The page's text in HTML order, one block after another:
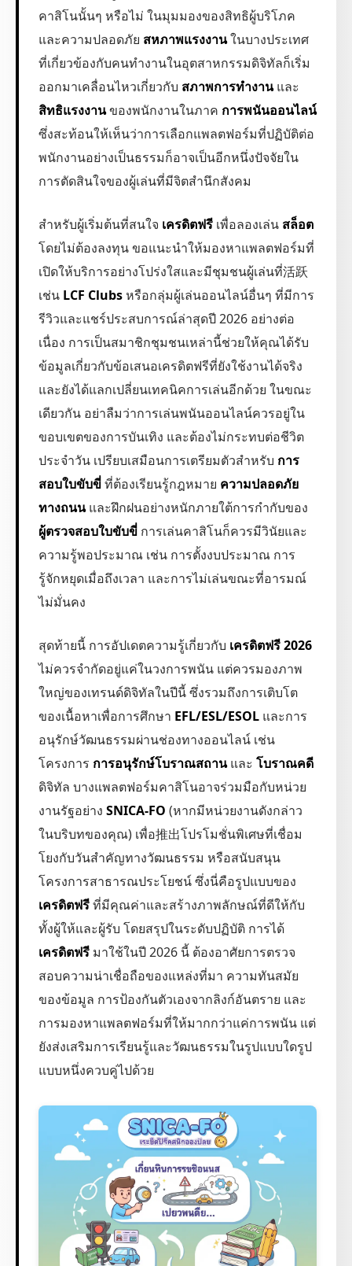
คาสิโนนั้นๆ หรือไม่ ในมุมมองของสิทธิผู้บริโภค
และความปลอดภัย สหภาพแรงงานในบางประเทศ
ที่เกี่ยวข้องกับคนทำงานในอุตสาหกรรมดิจิทัลก็เริ่ม
ออกมาเคลื่อนไหวเกี่ยวกับ สภาพการทำงานและ
สิทธิแรงงานของพนักงานในภาค การพนันออนไลน์
ซึ่งสะท้อนให้เห็นว่าการเลือกแพลตฟอร์มที่ปฏิบัติต่อ
พนักงานอย่างเป็นธรรมก็อาจเป็นอีกหนึ่งปัจจัยใน
การตัดสินใจของผู้เล่นที่มีจิตสำนึกสังคม
สำหรับผู้เริ่มต้นที่สนใจ เครดิตฟรี เพื่อลองเล่น สล็อต
โดยไม่ต้องลงทุน ขอแนะนำให้มองหาแพลตฟอร์มที่
เปิดให้บริการอย่างโปร่งใสและมีชุมชนผู้เล่นที่活跃
เช่น LCF Clubsหรือกลุ่มผู้เล่นออนไลน์อื่นๆ ที่มีการ
รีวิวและแชร์ประสบการณ์ล่าสุดปี 2026 อย่างต่อ
เนื่อง การเป็นสมาชิกชุมชนเหล่านี้ช่วยให้คุณได้รับ
ข้อมูลเกี่ยวกับข้อเสนอเครดิตฟรีที่ยังใช้งานได้จริง
และยังได้แลกเปลี่ยนเทคนิคการเล่นอีกด้วย ในขณะ
เดียวกัน อย่าลืมว่าการเล่นพนันออนไลน์ควรอยู่ใน
ขอบเขตของการบันเทิง และต้องไม่กระทบต่อชีวิต
ประจำวัน เปรียบเสมือนการเตรียมตัวสำหรับ การ
สอบใบขับขี่ ที่ต้องเรียนรู้กฎหมาย ความปลอดภัย
ทางถนนและฝึกฝนอย่างหนักภายใต้การกำกับของ
ผู้ตรวจสอบใบขับขี่ การเล่นคาสิโนก็ควรมีวินัยและ
ความรู้พอประมาณ เช่น การตั้งงบประมาณ การ
รู้จักหยุดเมื่อถึงเวลา และการไม่เล่นขณะที่อารมณ์
ไม่มั่นคง
สุดท้ายนี้ การอัปเดตความรู้เกี่ยวกับ เครดิตฟรี 2026
ไม่ควรจำกัดอยู่แค่ในวงการพนัน แต่ควรมองภาพ
ใหญ่ของเทรนด์ดิจิทัลในปีนี้ ซึ่งรวมถึงการเติบโต
ของเนื้อหาเพื่อการศึกษา EFL/ESL/ESOL และการ
อนุรักษ์วัฒนธรรมผ่านช่องทางออนไลน์ เช่น
โครงการ การอนุรักษ์โบราณสถานและ โบราณคดี
ดิจิทัล บางแพลตฟอร์มคาสิโนอาจร่วมมือกับหน่วย
งานรัฐอย่าง SNICA-FO (หากมีหน่วยงานดังกล่าว
ในบริบทของคุณ) เพื่อ推出โปรโมชั่นพิเศษที่เชื่อม
โยงกับวันสำคัญทางวัฒนธรรม หรือสนับสนุน
โครงการสาธารณประโยชน์ ซึ่งนี่คือรูปแบบของ
เครดิตฟรีที่มีคุณค่าและสร้างภาพลักษณ์ที่ดีให้กับ
ทั้งผู้ให้และผู้รับ โดยสรุปในระดับปฏิบัติ การได้
เครดิตฟรี มาใช้ในปี 2026 นี้ ต้องอาศัยการตรวจ
สอบความน่าเชื่อถือของแหล่งที่มา ความทันสมัย
ของข้อมูล การป้องกันตัวเองจากลิงก์อันตราย และ
การมองหาแพลตฟอร์มที่ให้มากกว่าแค่การพนัน แต่
ยังส่งเสริมการเรียนรู้และวัฒนธรรมในรูปแบบใดรูป
แบบหนึ่งควบคู่ไปด้วย